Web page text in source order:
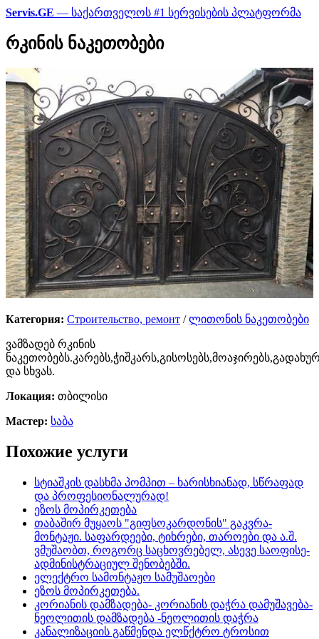
Servis.GE — საქართველოს #1 სერვისების პლატფორმა
რკინის ნაკეთობები
Категория: Строительство, ремонт /ლითონის ნაკეთობები
ვამზადებ რკინის
და სხვას.
Локация: თბილისი
Мастер: საბა
Похожие услуги
სტიაშკის დასხმა პომპით – ხარისხიანად, სწრაფად
და პროფესიონალურად!
ეზოს მოპირკეთება
თაბაშირ მუყაოს "გიფსოკარდონის" გაკვრა-
მონტაჟი. საფარდეები, ტიხრები, თაროები და ა.შ.
ვმუშაობთ, როგორც საცხოვრებელ, ასევე საოფისე-
ადმინისტრაციულ შენობებში.
ელექტრო სამონტაჟო სამუშაოები
ეზოს მოპირკეთება.
კორიანის დამზადება- კორიანის დაჭრა დამუშავება-
ნეოლითის დამზადება -ნეოლითის დაჭრა
კანალიზაციის გაწმენდა ელწქტრო ტროსით